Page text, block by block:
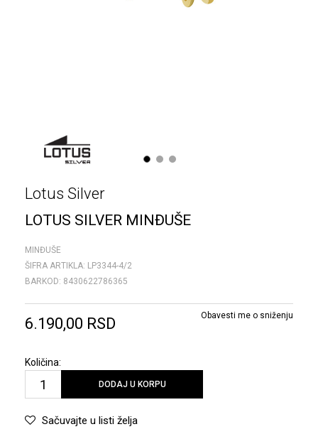
1 2 3
Lotus Silver
LOTUS SILVER MINĐUŠE
MINĐUŠE
ŠIFRA ARTIKLA: LP3344-4/2
BARKOD: 8430622786365
6.190,00 RSD Obavesti me o sniženju
Količina:
DODAJ U KORPU
Sačuvajte u listi želja